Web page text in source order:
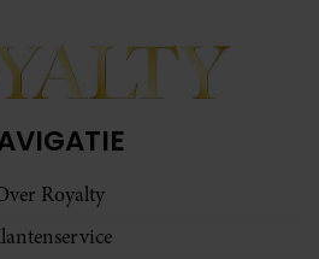
Royalty